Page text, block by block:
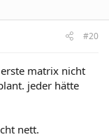
#20
matrix nicht
jeder hätte
nett.